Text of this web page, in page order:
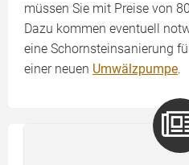
müssen Sie mit Preise von
Dazu kommen eventuell
eine Schornsteinsanierung
einer neuen Umwälzpumpe.